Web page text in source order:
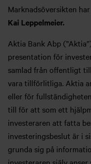
Marknadsöversikten
Kai Leppelmeier.
Aktia Bank Abp
presentation för
samlad från offentligt
vara tillförlitliga. Aktia
eller för
till för att som ett
investeraren att fatta
investeringsbeslut är i
grunda sig på